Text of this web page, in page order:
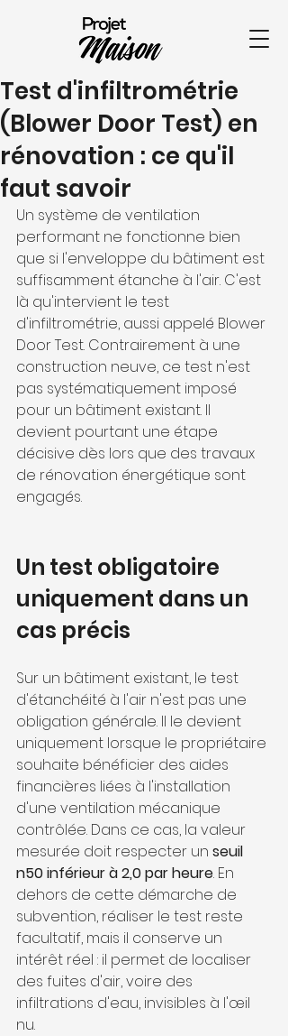
Test d'infiltrométrie
(Blower Door Test) en
rénovation : ce qu'il
faut savoir
Un système de ventilation
performant ne fonctionne bien
que si l'enveloppe du bâtiment est
suffisamment étanche à l'air. C'est
là qu'intervient le test
d'infiltrométrie, aussi appelé Blower
Door Test. Contrairement à une
construction neuve, ce test n'est
pas systématiquement imposé
pour un bâtiment existant. Il
devient pourtant une étape
décisive dès lors que des travaux
de rénovation énergétique sont
engagés.
Un test obligatoire
uniquement dans un
cas précis
Sur un bâtiment existant, le test
d'étanchéité à l'air n'est pas une
obligation générale. Il le devient
uniquement lorsque le propriétaire
souhaite bénéficier des aides
financières liées à l'installation
d'une ventilation mécanique
contrôlée. Dans ce cas, la valeur
mesurée doit respecter un seuil
n50 inférieur à 2,0 par heure. En
dehors de cette démarche de
subvention, réaliser le test reste
facultatif, mais il conserve un
intérêt réel : il permet de localiser
des fuites d'air, voire des
infiltrations d'eau, invisibles à l'œil
nu.